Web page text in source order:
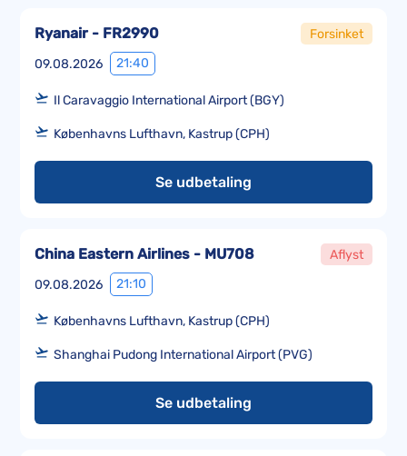
09.08.2026 21:40
Ryanair - FR2990 Forsinket
Il Caravaggio International Airport (BGY)
Københavns Lufthavn, Kastrup (CPH)
Se udbetaling
09.08.2026 21:10
China Eastern Airlines - MU708 Aflyst
Københavns Lufthavn, Kastrup (CPH)
Shanghai Pudong International Airport (PVG)
Se udbetaling